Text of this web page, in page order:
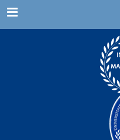
Menu